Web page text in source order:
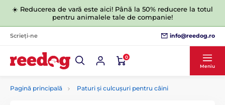
☀️ Reducerea de vară este aici! Până la 50% reducere la totul
pentru animalele tale de companie!
Scrieți-ne info@reedog.ro
0
Meniu
Pagină principală Paturi și culcușuri pentru câini